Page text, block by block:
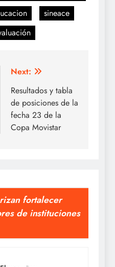
sineace
Next:
Resultados y tabla
de posiciones de la
fecha 23 de la
Copa Movistar
fortalecer
de instituciones